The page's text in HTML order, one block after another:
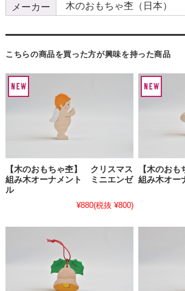
メーカー
木のおもちゃ杢（日本）
こちらの商品を買った方が興味を持った商品
【木のおもちゃ杢】 クリスマス
組み木オーナメント ミニエンゼ
ル
¥880(税抜 ¥800)
【木のお
組み木オ